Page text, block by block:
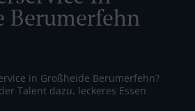
Berumerfehn
in Großheide Berumerfehn?
Talent dazu, leckeres Essen